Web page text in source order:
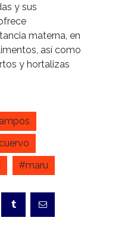
y sus
materna, en
así como
y hortalizas
#maru